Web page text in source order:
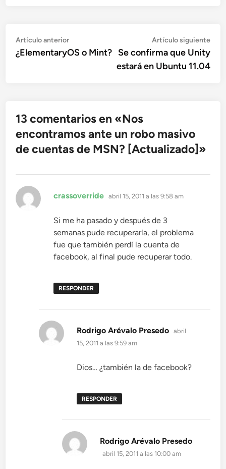
Navegación
de
Artículo anteriorArtículo
anterior:
¿ElementaryOS o Mint?
Artículo siguiente
Se confirma que Unity
estará en Ubuntu 11.04
13 comentarios en «Nos
encontramos ante un robo masivo
de cuentas de MSN? [Actualizado]»
crassoverride dice:
abril 15, 2011 a las 9:58 am
Si me ha pasado y después de 3
semanas pude recuperarla, el problema
fue que también perdí la cuenta de
facebook, al final pude recuperar todo.
RESPONDER
Rodrigo Arévalo Presedo dice:
abril
15, 2011 a las 9:59 am
Dios… ¿también la de facebook?
RESPONDER
Rodrigo Arévalo Presedo
abril 15, 2011 a las 10:00 am